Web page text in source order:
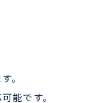
。
能です。